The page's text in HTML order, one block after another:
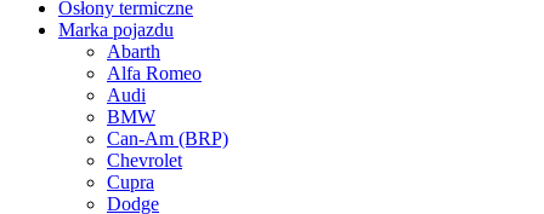
Osłony termiczne
Marka pojazdu
Abarth
Alfa Romeo
Audi
BMW
Can-Am (BRP)
Chevrolet
Cupra
Dodge